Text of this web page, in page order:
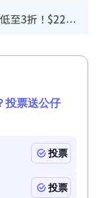
廚具開倉｜特福Tefal廚具/家電開倉低至3折！$220起買平底鍋/炒鑊/湯煲！電飯煲/吸塵機/燙斗$418起